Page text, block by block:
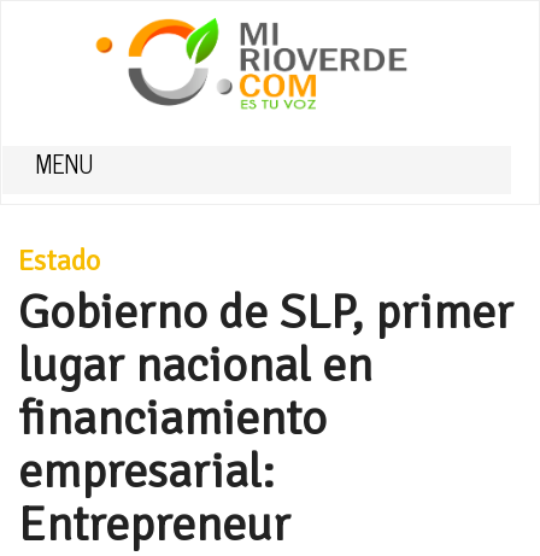
MENU
Estado
Gobierno de SLP, primer
lugar nacional en
financiamiento
empresarial:
Entrepreneur